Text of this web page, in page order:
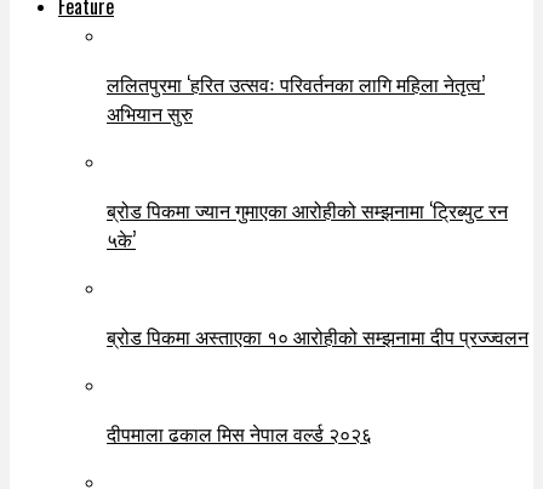
Feature
ललितपुरमा ‘हरित उत्सवः परिवर्तनका लागि महिला नेतृत्व’
अभियान सुरु
ब्रोड पिकमा ज्यान गुमाएका आरोहीको सम्झनामा ‘ट्रिब्युट रन
५के’
ब्रोड पिकमा अस्ताएका १० आरोहीको सम्झनामा दीप प्रज्ज्वलन
दीपमाला ढकाल मिस नेपाल वर्ल्ड २०२६